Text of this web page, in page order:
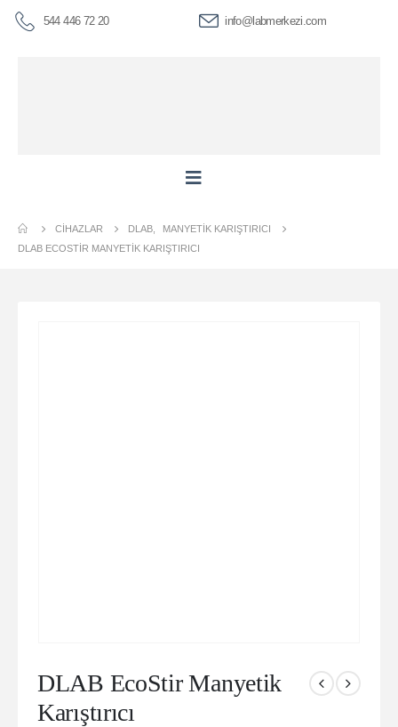
544 446 72 20 info@labmerkezi.com
CIHAZLAR DLAB
MANYETIK KARIŞTIRICI
DLAB ECOSTIR MANYETIK KARIŞTIRICI
DLAB EcoStir Manyetik
Karıştırıcı